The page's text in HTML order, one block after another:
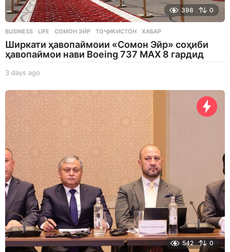
398 0
BUSINESS ,LIFE СОМОН ЭЙР ,ТОҶИКИСТОН ,ХАБАР
Ширкати ҳавопаймоии «Сомон Эйр» соҳиби
ҳавопаймои нави Boeing 737 MAX 8 гардид
3 days ago
a
542 0